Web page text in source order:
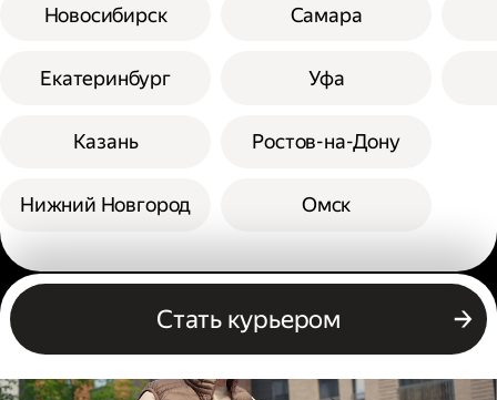
Новосибирск
Екатеринбург
Казань
Нижний Новгород
Самара
Уфа
Ростов-на-Дону
Омск
Стать курьером
Другие профессии